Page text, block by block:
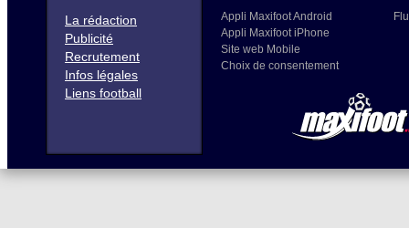
La rédaction
Publicité
Recrutement
Infos légales
Liens football
Appli Maxifoot Android
Appli Maxifoot iPhone
Site web Mobile
Choix de consentement